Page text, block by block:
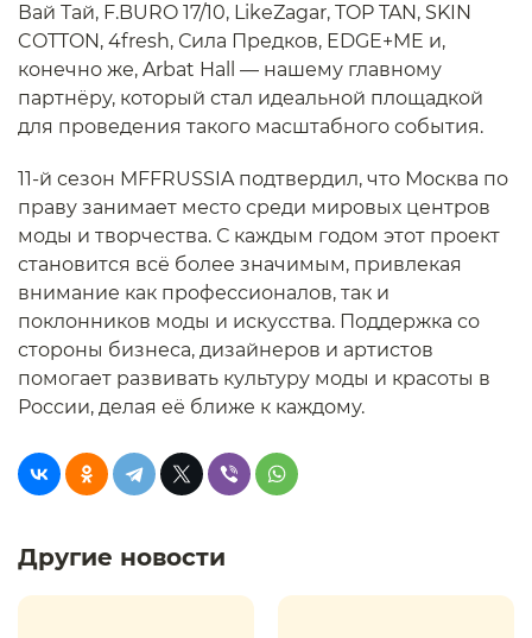
Вай Тай, F.BURO 17/10, LikeZagar, TOP TAN, SKIN
COTTON, 4fresh, Сила Предков, EDGE+ME и,
конечно же, Arbat Hall — нашему главному
партнёру, который стал идеальной площадкой
для проведения такого масштабного события.
11-й сезон MFFRUSSIA подтвердил, что Москва по
праву занимает место среди мировых центров
моды и творчества. С каждым годом этот проект
становится всё более значимым, привлекая
внимание как профессионалов, так и
поклонников моды и искусства. Поддержка со
стороны бизнеса, дизайнеров и артистов
помогает развивать культуру моды и красоты в
России, делая её ближе к каждому.
Другие новости